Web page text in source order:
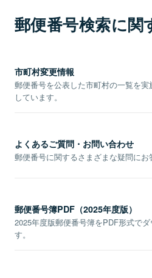
郵便番号検索に関
市町村変更情報
郵便番号を公表した市町村の一覧を
しています。
よくあるご質問・お問い合わせ
郵便番号に関するさまざまな疑問にお
郵便番号簿PDF（2025年度版）
2025年度版郵便番号簿をPDF形式で
す。